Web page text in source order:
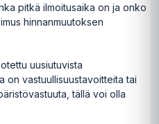
pitkä ilmoitusaika on ja onko
hinnanmuutoksen
uusiutuvista
on vastuullisuustavoitteita tai
tällä voi olla